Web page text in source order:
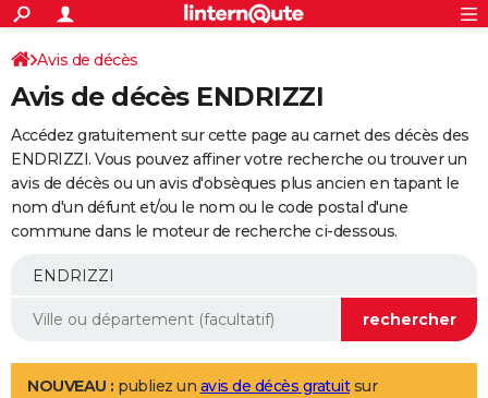
ACTUALITÉS
Politique
Société
Faits Divers
Education
Monde
Villes
+
SPORT
Coupe du monde 2026
Football
Tennis
Cyclisme
Rugby
Forum
Programme TV
TNT
Streaming
Cinéma
Sorties cinéma
Musique
+
FINANCE
Retraite
Epargne
Immobilier
Risques naturels par ville
Banque
Assurance
AUTO
Essais
Réserver un essai
Citadines
Berlines
SUV
Forum auto
+
Mobiles
Meilleur smartphone
Internet
Ordinateurs
Jeux vidéo
Guide high-tech
Aménagement intérieur
LIFESTYLE
Avis de décès
Avis de décès ENDRIZZI
Accédez gratuitement sur cette page au carnet des décès des
ENDRIZZI. Vous pouvez affiner votre recherche ou trouver un
avis de décès ou un avis d'obsèques plus ancien en tapant le
nom d'un défunt et/ou le nom ou le code postal d'une
commune dans le moteur de recherche ci-dessous.
NOUVEAU : publiez un avis de décès gratuitsur